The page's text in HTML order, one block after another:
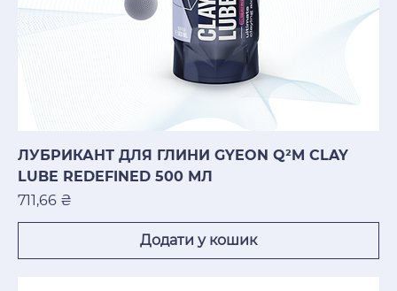
ЛУБРИКАНТ ДЛЯ ГЛИНИ GYEON Q²M CLAY
LUBE REDEFINED 500 МЛ
Ціна
711,66 ₴
Додати у кошик